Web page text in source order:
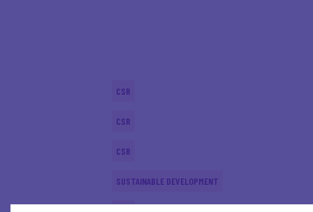
CSR
CSR
CSR
SUSTAINABLE DEVELOPMENT